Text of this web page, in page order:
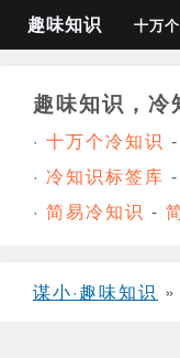
趣味知识 十万
趣味知识，冷
· 十万个冷知识 -
· 冷知识标签库 -
· 简易冷知识 -
谋小·趣味知识 »